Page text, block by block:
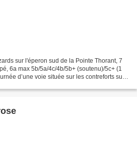
sur l'éperon sud de la Pointe Thorant, 7
6a max 5b/5a/4c/4b/5b+ (soutenu)/5c+ (1
d’une voie située sur les contreforts sud